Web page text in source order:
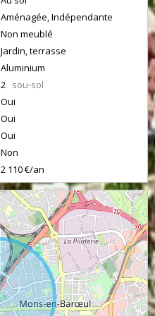
Aménagée, Indépendante
Non meublé
Jardin, terrasse
Aluminium
2 sou-sol
Oui
Oui
Oui
Non
2 110 €/an